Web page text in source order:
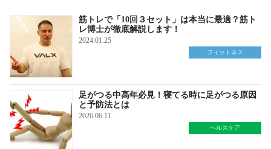
筋トレで「10回３セット」は本当に最適？筋ト
レ博士が徹底解説します！
2024.01.25
フィットネス
足がつる中高年必見！寝てる時に足がつる原因
と予防法とは
2026.06.11
ヘルスケア